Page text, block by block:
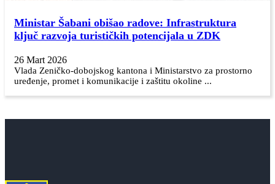
Ministar Šabani obišao radove: Infrastruktura
ključ razvoja turističkih potencijala u ZDK
26 Mart 2026
Vlada Zeničko-dobojskog kantona i Ministarstvo za prostorno
uređenje, promet i komunikacije i zaštitu okoline ...